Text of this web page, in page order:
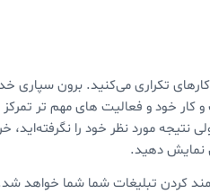
تکراری می‌کنید. برون سپاری
کار خود و فعالیت های مهم تر
مورد نظر خود را نگرفته‌اید،
نمایش دهید.
کردن تبلیغات شما شما خواهد